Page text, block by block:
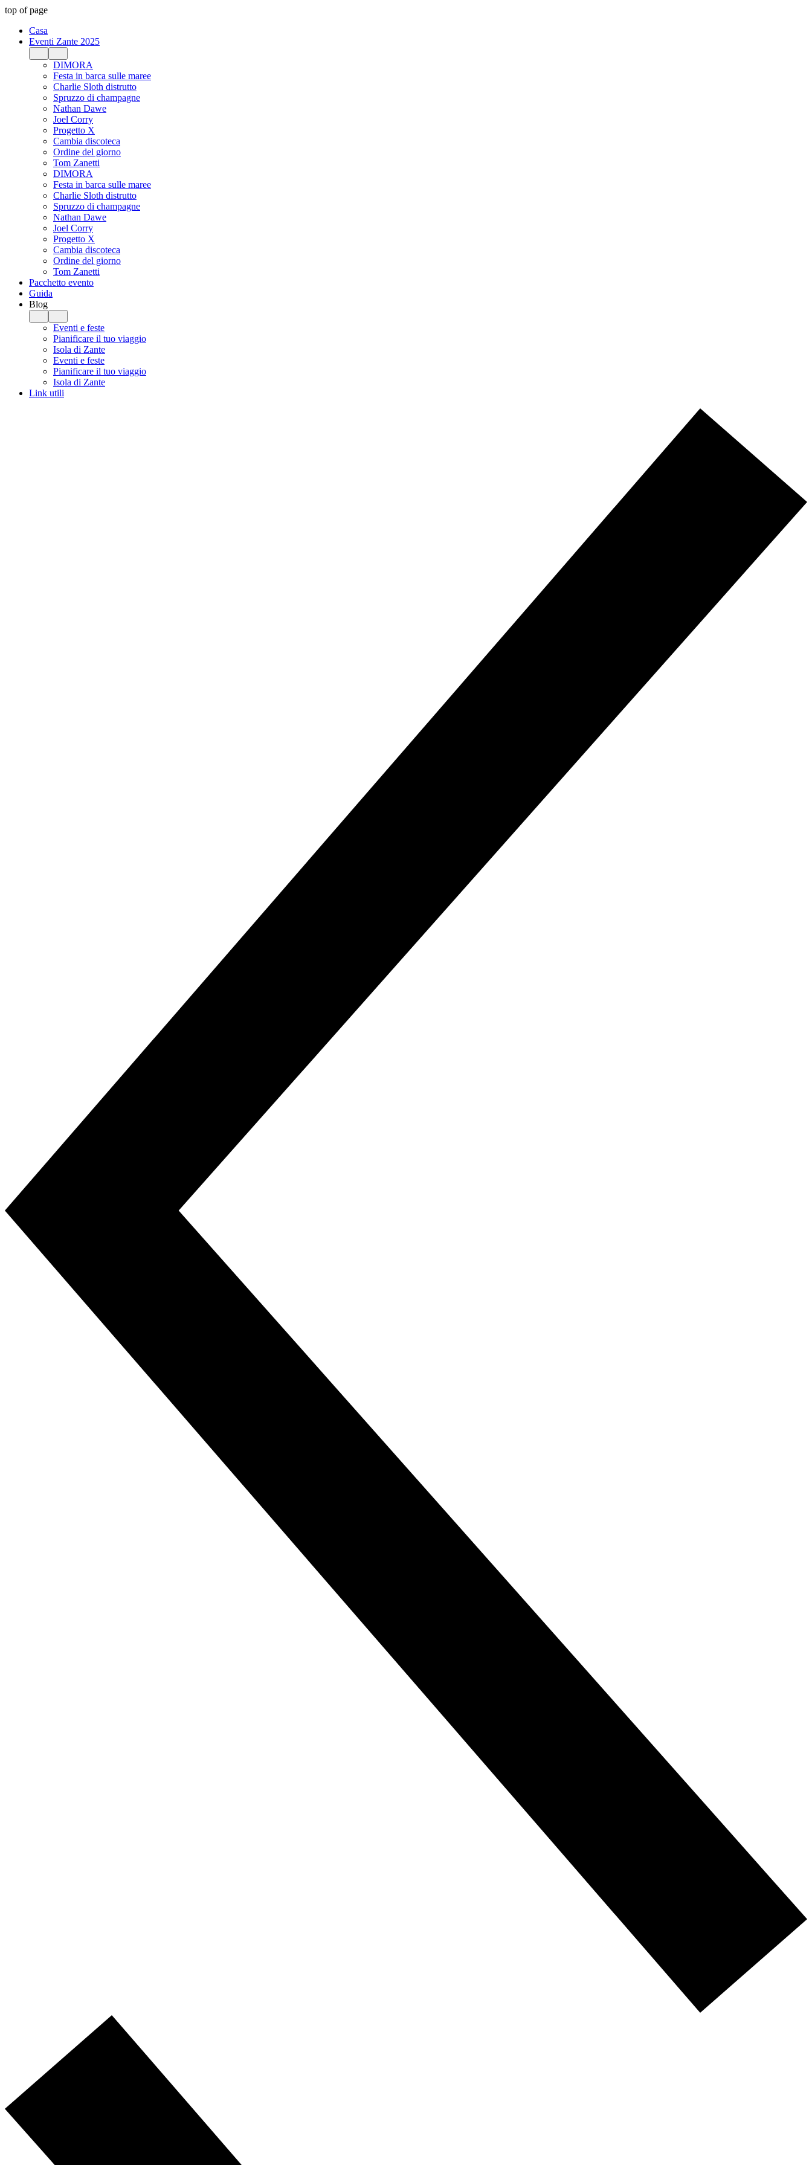
top of page
Casa
Eventi Zante 2025
DIMORA
Festa in barca sulle maree
Charlie Sloth distrutto
Spruzzo di champagne
Nathan Dawe
Joel Corry
Progetto X
Cambia discoteca
Ordine del giorno
Tom Zanetti
DIMORA
Festa in barca sulle maree
Charlie Sloth distrutto
Spruzzo di champagne
Nathan Dawe
Joel Corry
Progetto X
Cambia discoteca
Ordine del giorno
Tom Zanetti
Pacchetto evento
Guida
Blog
Eventi e feste
Pianificare il tuo viaggio
Isola di Zante
Eventi e feste
Pianificare il tuo viaggio
Isola di Zante
Link utili